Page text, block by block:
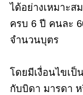
ได้อย่างเหมาะส
ครบ 6 ปี คนละ
จำนวนบุตร
โดยมีเงื่อนไขเ
กับบิดา มารดา